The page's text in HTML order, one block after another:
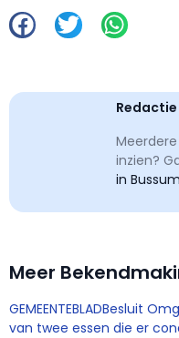
inzien?
in Bussum
Meer
GEMEENTEBLADBesluit
van twee essen die er